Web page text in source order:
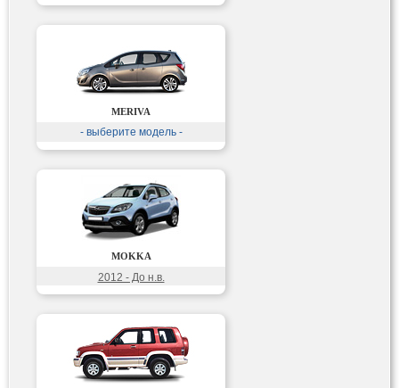
MERIVA
- выберите модель -
MOKKA
2012 - До н.в.